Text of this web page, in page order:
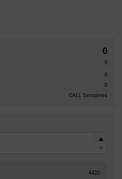
0
0
0
0
CALL Semaines
4420